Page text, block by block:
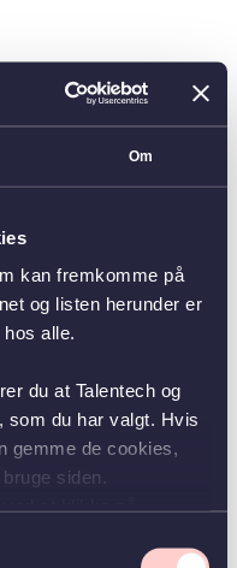
Om
kan fremkomme på
og listen herunder er
alle.
du at Talentech og
som du har valgt. Hvis
gemme de cookies,
siden.